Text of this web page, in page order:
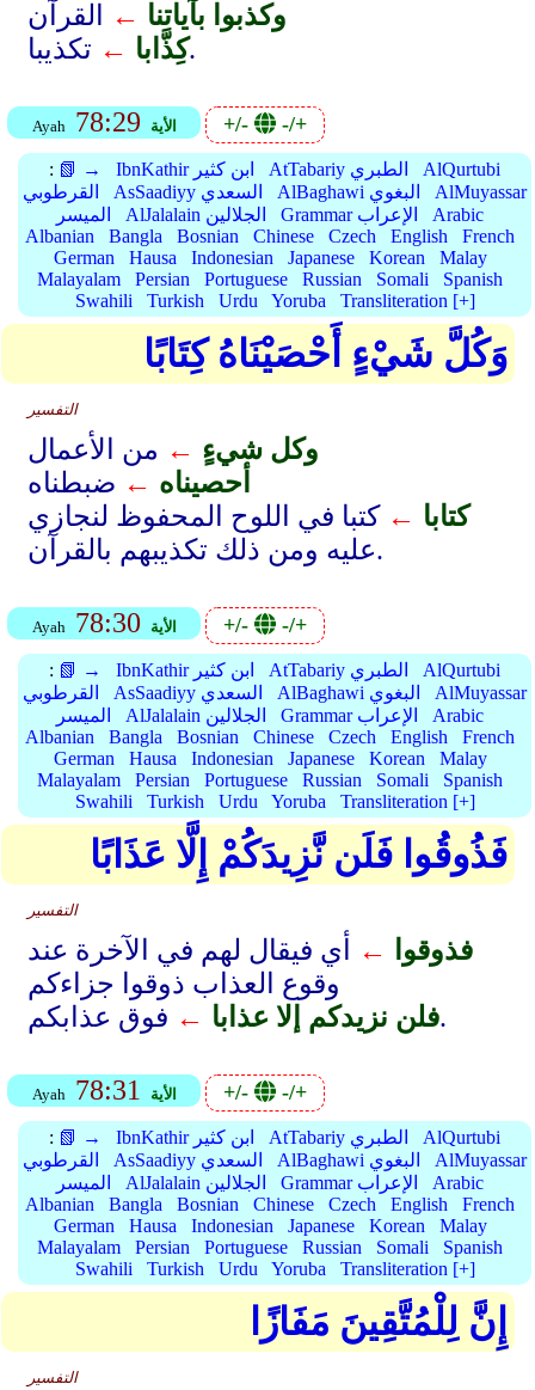
وكذبوا بآياتنا ←
القرآن
كِذَّابا ← تكذيبا.
Ayah 78:29 الأية +/- -/+
: 📗 → IbnKathir ابن كثير AtTabariy الطبري
AlQurtubi
القرطوبي
AsSaadiyy السعدي AlBaghawi البغوي
AlMuyassar
الميسر
AlJalalain الجلالين Grammar الإعراب
Arabic
Albanian
Bangla Bosnian Chinese Czech English
French
German
Hausa Indonesian Japanese Korean
Malay
Malayalam
Persian Portuguese Russian Somali
Spanish
Swahili
Turkish Urdu Yoruba Transliteration [+]
وَكُلَّ شَيْءٍ أَحْصَيْنَاهُ كِتَابًا
التفسير
وكل شيءٍ ← من الأعمال
أحصيناه ← ضبطناه
كتابا ← كتبا في اللوح المحفوظ لنجازي
عليه ومن ذلك تكذيبهم بالقرآن.
Ayah 78:30 الأية +/- -/+
: 📗 → IbnKathir ابن كثير AtTabariy الطبري
AlQurtubi
القرطوبي
AsSaadiyy السعدي AlBaghawi البغوي
AlMuyassar
الميسر
AlJalalain الجلالين Grammar الإعراب
Arabic
Albanian
Bangla Bosnian Chinese Czech English
French
German
Hausa Indonesian Japanese Korean
Malay
Malayalam
Persian Portuguese Russian Somali
Spanish
Swahili
Turkish Urdu Yoruba Transliteration [+]
فَذُوقُوا فَلَن نَّزِيدَكُمْ إِلَّا عَذَابًا
التفسير
فذوقوا ←
أي فيقال لهم في الآخرة عند
وقوع العذاب ذوقوا جزاءكم
فلن نزيدكم إلا عذابا ← فوق عذابكم.
Ayah 78:31 الأية +/- -/+
: 📗 → IbnKathir ابن كثير AtTabariy الطبري
AlQurtubi
القرطوبي
AsSaadiyy السعدي AlBaghawi البغوي
AlMuyassar
الميسر
AlJalalain الجلالين Grammar الإعراب
Arabic
Albanian
Bangla Bosnian Chinese Czech English
French
German
Hausa Indonesian Japanese Korean
Malay
Malayalam
Persian Portuguese Russian Somali
Spanish
Swahili
Turkish Urdu Yoruba Transliteration [+]
إِنَّ لِلْمُتَّقِينَ مَفَازًا
التفسير